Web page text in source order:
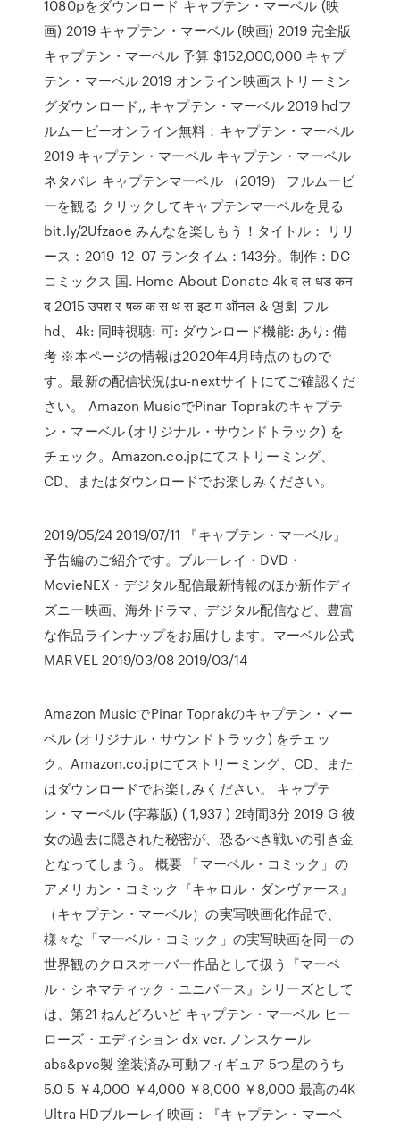
1080pをダウンロード キャプテン・マーベル (映
画) 2019 キャプテン・マーベル (映画) 2019 完全版
キャプテン・マーベル 予算 $152,000,000 キャプ
テン・マーベル 2019 オンライン映画ストリーミン
グダウンロード,, キャプテン・マーベル 2019 hdフ
ルムービーオンライン無料：キャプテン・マーベル
2019 キャプテン・マーベル キャプテン・マーベル
ネタバレ キャプテンマーベル （2019） フルムービ
ーを観る クリックしてキャプテンマーベルを見る
bit.ly/2Ufzaoe みんなを楽しもう！タイトル： リリ
ース：2019–12–07 ランタイム：143分。制作：DC
コミックス 国. Home About Donate 4k द ल धड कन
द 2015 उपश र षक क स थ स इट म ऑनल & 영화 フル
hd、4k: 同時視聴: 可: ダウンロード機能: あり: 備
考 ※本ページの情報は2020年4月時点のもので
す。最新の配信状況はu-nextサイトにてご確認くだ
さい。 Amazon MusicでPinar Toprakのキャプテ
ン・マーベル (オリジナル・サウンドトラック) を
チェック。Amazon.co.jpにてストリーミング、
CD、またはダウンロードでお楽しみください。
2019/05/24 2019/07/11 『キャプテン・マーベル』
予告編のご紹介です。ブルーレイ・DVD・
MovieNEX・デジタル配信最新情報のほか新作ディ
ズニー映画、海外ドラマ、デジタル配信など、豊富
な作品ラインナップをお届けします。マーベル公式
MARVEL 2019/03/08 2019/03/14
Amazon MusicでPinar Toprakのキャプテン・マー
ベル (オリジナル・サウンドトラック) をチェッ
ク。Amazon.co.jpにてストリーミング、CD、また
はダウンロードでお楽しみください。 キャプテ
ン・マーベル (字幕版) ( 1,937 ) 2時間3分 2019 G 彼
女の過去に隠された秘密が、恐るべき戦いの引き金
となってしまう。 概要 「マーベル・コミック」の
アメリカン・コミック『キャロル・ダンヴァース』
（キャプテン・マーベル）の実写映画化作品で、
様々な「マーベル・コミック」の実写映画を同一の
世界観のクロスオーバー作品として扱う『マーベ
ル・シネマティック・ユニバース』シリーズとして
は、第21 ねんどろいど キャプテン・マーベル ヒー
ローズ・エディション dx ver. ノンスケール
abs&pvc製 塗装済み可動フィギュア 5つ星のうち
5.0 5 ￥4,000 ￥4,000 ￥8,000 ￥8,000 最高の4K
Ultra HDブルーレイ映画：『キャプテン・マーベ